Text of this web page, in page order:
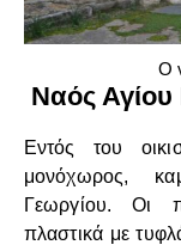
Ο
Ναός Αγίου
Εντός του
μονόχωρος,
Γεωργίου. Οι
πλαστικά με